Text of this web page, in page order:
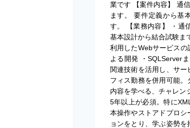
業です 【案件内容】 通
ます。 要件定義から基
す。 【業務内容】 ・通
基本設計から結合試験ま
利用したWebサービスの
よる開発 ・SQLServer
関連技術を活用し、サ
フィス勤務を併用可能
内容を学べる、チャレン
5年以上が必須。特に
本操作やストアドプロ
ョンをとり、学ぶ姿勢